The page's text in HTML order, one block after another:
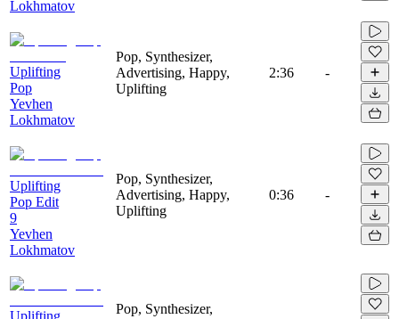
Lokhmatov
Uplifting
Pop
Yevhen
Lokhmatov
Pop, Synthesizer,
Advertising, Happy,
Uplifting
2:36 -
Uplifting
Pop Edit
9
Yevhen
Lokhmatov
Pop, Synthesizer,
Advertising, Happy,
Uplifting
0:36 -
Uplifting
Pop, Synthesizer,